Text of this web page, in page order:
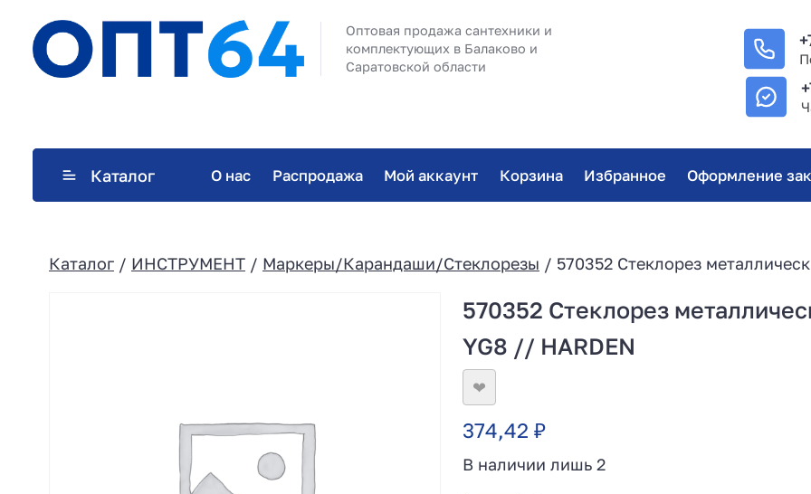
Оптовая продажа сантехники и
комплектующих в Балаково и
Саратовской области
Каталог О нас Распродажа Мой аккаунт Корзина Избранное Оформление
Каталог / ИНСТРУМЕНТ / Маркеры/Карандаши/Стеклорезы / 570352 Стеклорез
570352 Стеклорез
YG8 // HARDEN
❤
374,42₽
В наличии лишь 2